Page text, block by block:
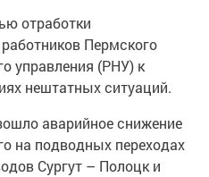
отработки
Пермского
управления (РНУ) к
нештатных ситуаций.
аварийное снижение
на подводных переходах
Сургут – Полоцк и